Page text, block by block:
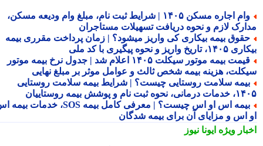
وام اجاره مسکن ۱۴۰۵ | شرایط ثبت نام، مبلغ وام ودیعه مسکن،
لازم و نحوه دریافت تسهیلات مستاجران
بیمه بیکاری کی واریز میشود؟ | زمان پرداخت مقرری بیمه
واریز و نحوه پیگیری با کد ملی
قیمت بیمه موتور سیکلت ۱۴۰۵ اعلام شد | جدول نرخ بیمه موتور
هزینه بیمه شخص ثالث و عوامل موثر بر مبلغ نهایی
سلامت روستایی چیست؟ | شرایط بیمه سلامت روستایی
نام و پوشش بیمه روستاییان
بیمه اس او اس چیست؟ | معرفی کامل بیمه SOS، خدمات بیمه اس
اس و مزایای آن برای بیمه شدگان
ویژهایونا نیوز